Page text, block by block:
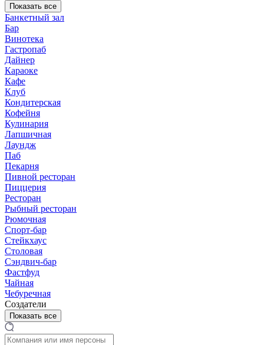
Показать все
Банкетный зал
Бар
Винотека
Гастропаб
Дайнер
Караоке
Кафе
Клуб
Кондитерская
Кофейня
Кулинария
Лапшичная
Лаундж
Паб
Пекарня
Пивной ресторан
Пиццерия
Ресторан
Рыбный ресторан
Рюмочная
Спорт-бар
Стейкхаус
Столовая
Сэндвич-бар
Фастфуд
Чайная
Чебуречная
Создатели
Показать все